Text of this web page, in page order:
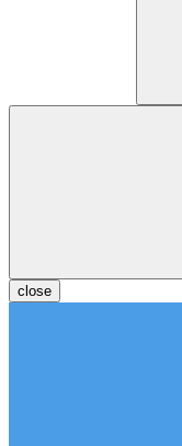
close